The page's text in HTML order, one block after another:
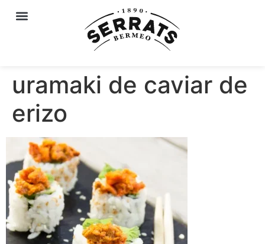
uramaki de caviar de
erizo